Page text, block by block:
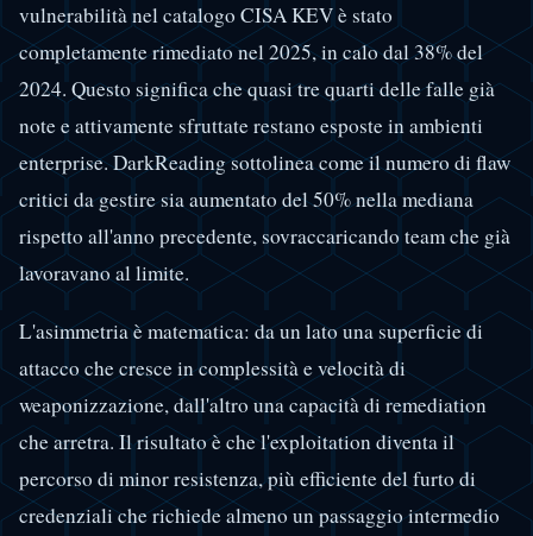
vulnerabilità nel catalogo CISA KEV è stato
completamente rimediato nel 2025, in calo dal 38% del
2024. Questo significa che quasi tre quarti delle falle già
note e attivamente sfruttate restano esposte in ambienti
enterprise. DarkReading sottolinea come il numero di flaw
critici da gestire sia aumentato del 50% nella mediana
rispetto all'anno precedente, sovraccaricando team che già
lavoravano al limite.
L'asimmetria è matematica: da un lato una superficie di
attacco che cresce in complessità e velocità di
weaponizzazione, dall'altro una capacità di remediation
che arretra. Il risultato è che l'exploitation diventa il
percorso di minor resistenza, più efficiente del furto di
credenziali che richiede almeno un passaggio intermedio